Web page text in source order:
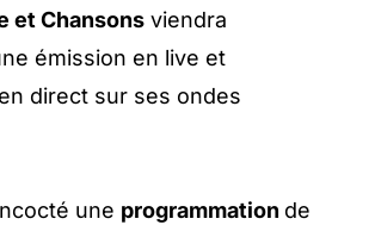
et Chansons viendra
émission en live et
direct sur ses ondes
une programmation de